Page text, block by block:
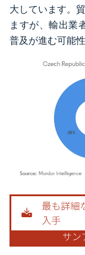
大しています。
ますが、輸出業
普及が進む可能
画像 © Mordor